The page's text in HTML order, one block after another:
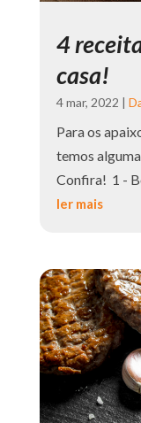
4
casa!
4 mar, 2022 |
Para os
temos
Confira! 1 -
ler mais